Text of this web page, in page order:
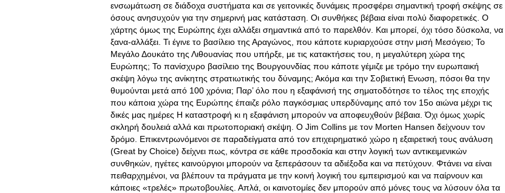
ενσωμάτωση σε διάδοχα συστήματα και σε γειτονικές δυνάμεις προσφέρει σημαντική τροφή σκέψης σε
όσους ανησυχούν για την σημερινή μας κατάσταση. Οι συνθήκες βέβαια είναι πολύ διαφορετικές. Ο
χάρτης όμως της Ευρώπης έχει αλλάξει σημαντικά από το παρελθόν. Και μπορεί, όχι τόσο δύσκολα, να
ξανα-αλλάξει. Τι έγινε το βασίλειο της Αραγώνος, που κάποτε κυριαρχούσε στην μισή Μεσόγειο; Το
Μεγάλο Δουκάτο της Λιθουανίας που υπήρξε, με τις κατακτήσεις του, η μεγαλύτερη χώρα της
Ευρώπης; Το πανίσχυρο βασίλειο της Βουργουνδίας που κάποτε γέμιζε με τρόμο την ευρωπαική
σκέψη λόγω της ανίκητης στρατιωτικής του δύναμης; Ακόμα και την Σοβιετική Ενωση, πόσοι θα την
θυμούνται μετά από 100 χρόνια; Παρ’ όλο που η εξαφάνισή της σηματοδότησε το τέλος της εποχής
που κάποια χώρα της Ευρώπης έπαιζε ρόλο παγκόσμιας υπερδύναμης από τον 15ο αιώνα μέχρι τις
δικές μας ημέρες H καταστροφή κι η εξαφάνιση μπορούν να αποφευχθούν βέβαια. Όχι όμως χωρίς
σκληρή δουλειά αλλά και πρωτοποριακή σκέψη. Ο Jim Collins με τον Morten Hansen δείχνουν τον
δρόμο. Επικεντρωνόμενοι σε παραδείγματα από τον επιχειρηματικό χώρο η εξαιρετική τους ανάλυση
(Great by Choice) δείχνει πως, κόντρα σε κάθε προσδοκία και στην λογική των αντικειμενικών
συνθηκών, ηγέτες καινούργιοι μπορούν να ξεπεράσουν τα αδιέξοδα και να πετύχουν. Φτάνει να είναι
πειθαρχημένοι, να βλέπουν τα πράγματα με την κοινή λογική του εμπειρισμού και να παίρνουν και
κάποιες «τρελές» πρωτοβουλίες. Απλά, οι καινοτομίες δεν μπορούν από μόνες τους να λύσουν όλα τα